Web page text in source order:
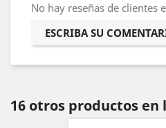
No hay reseñas de clientes
ESCRIBA SU
16 otros productos